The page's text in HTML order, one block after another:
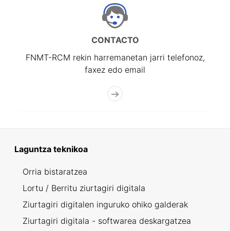
CONTACTO
FNMT-RCM rekin harremanetan jarri telefonoz,
faxez edo email
Laguntza teknikoa
Orria bistaratzea
Lortu / Berritu ziurtagiri digitala
Ziurtagiri digitalen inguruko ohiko galderak
Ziurtagiri digitala - softwarea deskargatzea